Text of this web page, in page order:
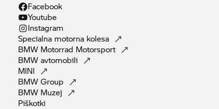
Facebook
Youtube
Instagram
Specialna motorna kolesa
BMW Motorrad Motorsport
BMWavtomobili
MINI
BMWGroup
BMW Muzej
Piškotki